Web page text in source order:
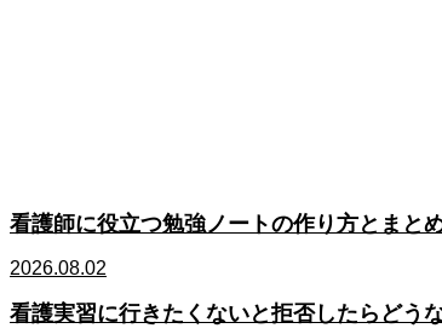
看護師に役立つ勉強ノートの作り方とまと
2026.08.02
看護実習に行きたくないと拒否したらどう